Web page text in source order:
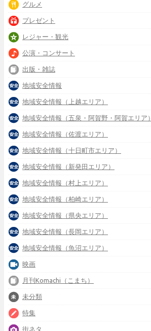
グルメ
プレゼント
レジャー・観光
公演・コンサート
出版・雑誌
地域安全情報
地域安全情報（上越エリア）
地域安全情報（五泉・阿賀野・阿賀エリア）
地域安全情報（佐渡エリア）
地域安全情報（十日町市エリア）
地域安全情報（新発田エリア）
地域安全情報（村上エリア）
地域安全情報（柏崎エリア）
地域安全情報（県央エリア）
地域安全情報（長岡エリア）
地域安全情報（魚沼エリア）
映画
月刊Komachi（こまち）
未分類
特集
街ネタ